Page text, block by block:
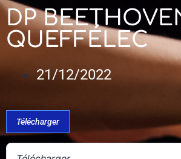
DP
QUEFFÉLEC
21/12/2022
Télécharger